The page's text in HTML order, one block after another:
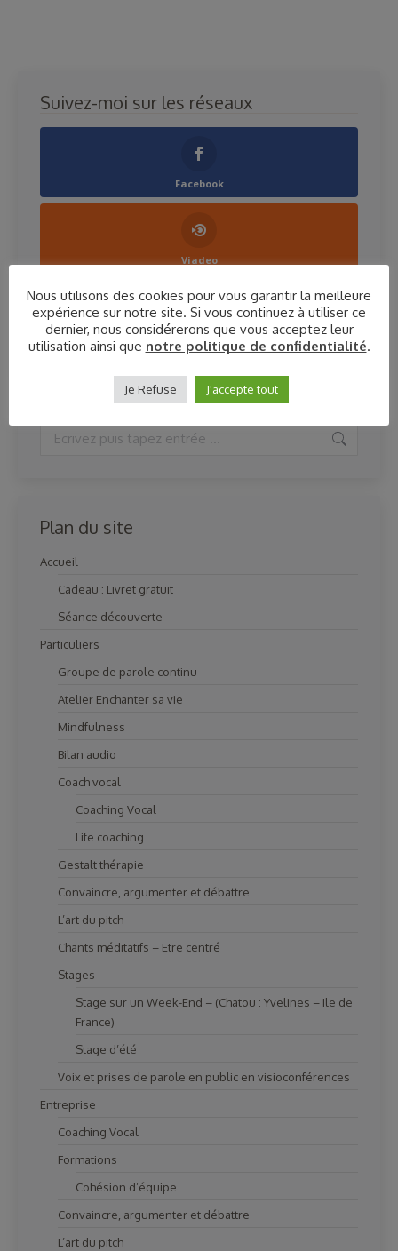
Suivez-moi sur les réseaux
Facebook
Viadeo
LinkedIn
Search:
Plan du site
Accueil
Cadeau : Livret gratuit
Séance découverte
Particuliers
Groupe de parole continu
Atelier Enchanter sa vie
Mindfulness
Bilan audio
Coach vocal
Coaching Vocal
Life coaching
Gestalt thérapie
Convaincre, argumenter et débattre
L’art du pitch
Chants méditatifs – Etre centré
Stages
Stage sur un Week-End – (Chatou : Yvelines – Ile de
France)
Stage d’été
Voix et prises de parole en public en visioconférences
Entreprise
Coaching Vocal
Formations
Cohésion d’équipe
Convaincre, argumenter et débattre
L’art du pitch
Nous utilisons des cookies pour vous garantir la meilleure
expérience sur notre site. Si vous continuez à utiliser ce
dernier, nous considérerons que vous acceptez leur
utilisation ainsi que notre politique de confidentialité.
Je Refuse J'accepte tout